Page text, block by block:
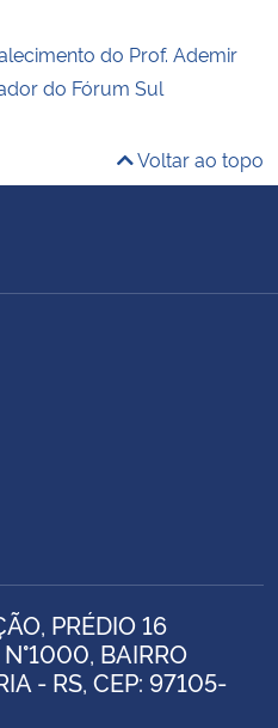
do Prof. Ademir
do Fórum Sul
Voltar ao topo
PRÉDIO 16
BAIRRO
- RS, CEP: 97105-